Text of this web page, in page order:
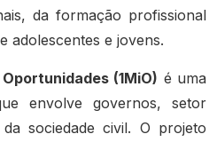
da formação profissional
adolescentes e jovens.
(1MiO) é uma
envolve governos, setor
sociedade civil. O projeto